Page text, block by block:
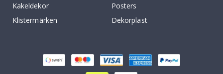
Kakeldekor
Posters
Klistermärken
Dekorplast